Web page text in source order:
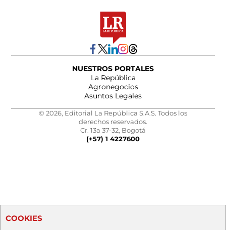
NUESTROS PORTALES
La República
Agronegocios
Asuntos Legales
© 2026, Editorial La República S.A.S. Todos los
derechos reservados.
Cr. 13a 37-32, Bogotá
(+57) 1 4227600
COOKIES